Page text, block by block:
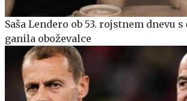
Saša Lendero ob 53. rojstnem dnevu
ganila oboževalce